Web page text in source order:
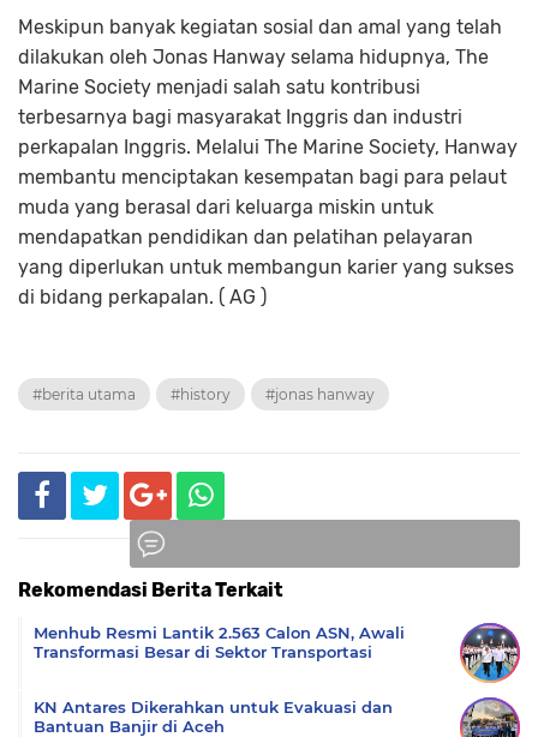
Meskipun banyak kegiatan sosial dan amal yang telah
dilakukan oleh Jonas Hanway selama hidupnya, The
Marine Society menjadi salah satu kontribusi
terbesarnya bagi masyarakat Inggris dan industri
perkapalan Inggris. Melalui The Marine Society, Hanway
membantu menciptakan kesempatan bagi para pelaut
muda yang berasal dari keluarga miskin untuk
mendapatkan pendidikan dan pelatihan pelayaran
yang diperlukan untuk membangun karier yang sukses
di bidang perkapalan. ( AG )
#berita utama #history #jonas hanway
Rekomendasi Berita Terkait
Menhub Resmi Lantik 2.563 Calon ASN, Awali
Transformasi Besar di Sektor Transportasi
KN Antares Dikerahkan untuk Evakuasi dan
Bantuan Banjir di Aceh